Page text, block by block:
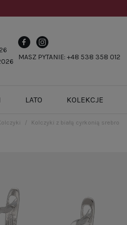
MASZ PYTANIE: +48 538 358 012
LATO KOLEKCJE
Kolczyki z białą cyrkonią srebro